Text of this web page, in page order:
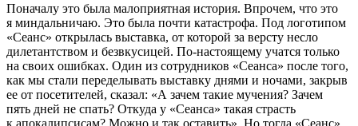
Поначалу это была малоприятная история. Впрочем, что это
я миндальничаю. Это была почти катастрофа. Под логотипом
«Сеанс» открылась выставка, от которой за версту несло
дилетантством и безвкусицей. По-настоящему учатся только
на своих ошибках. Один из сотрудников «Сеанса» после того,
как мы стали переделывать выставку днями и ночами, закрыв
ее от посетителей, сказал: «А зачем такие мучения? Зачем
пять дней не спать? Откуда у «Сеанса» такая страсть
к апокалипсисам? Можно и так оставить». Но тогда «Сеанс»